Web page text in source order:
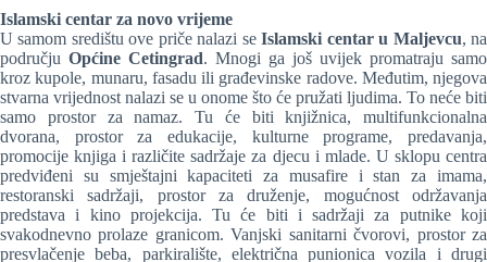
Islamski centar za novo vrijeme
U samom središtu ove priče nalazi seIslamski centar u Maljevcu, na
području Općine Cetingrad. Mnogi ga još uvijek promatraju samo
kroz kupole, munaru, fasadu ili građevinske radove. Međutim, njegova
stvarna vrijednost nalazi se u onome što će pružati ljudima. To neće biti
samo prostor za namaz. Tu će biti knjižnica, multifunkcionalna
dvorana, prostor za edukacije, kulturne programe, predavanja,
promocije knjiga i različite sadržaje za djecu i mlade. U sklopu centra
predviđeni su smještajni kapaciteti za musafire i stan za imama,
restoranski sadržaji, prostor za druženje, mogućnost održavanja
predstava i kino projekcija. Tu će biti i sadržaji za putnike koji
svakodnevno prolaze granicom. Vanjski sanitarni čvorovi, prostor za
presvlačenje beba, parkiralište, električna punionica vozila i drugi